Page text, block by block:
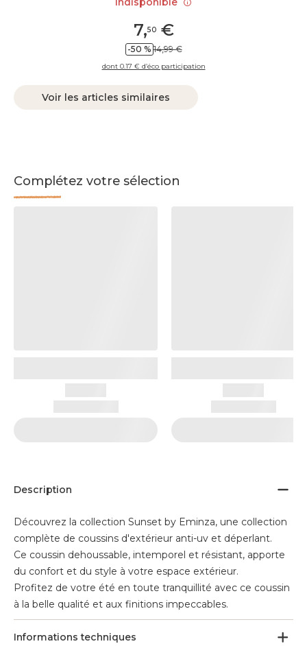
7,50€
-50 % 14,99 €
dont 0.17 € d’éco participation
Voir les articles similaires
Complétez votre sélection
Description
Découvrez la collection Sunset by Eminza, une collection
complète de coussins d'extérieur anti-uv et déperlant.
Ce coussin dehoussable, intemporel et résistant, apporte
du confort et du style à votre espace extérieur.
Profitez de votre été en toute tranquillité avec ce coussin
à la belle qualité et aux finitions impeccables.
Informations techniques